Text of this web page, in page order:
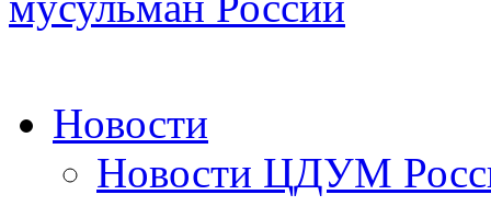
Новости
Новости ЦДУМ